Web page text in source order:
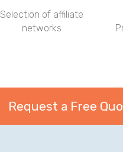
Selection of affiliate
networks
Request a Free